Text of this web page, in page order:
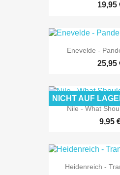
19,95
Enevelde -
25,95
Nile - What
9,95
NICHT AUF
Heidenreich -